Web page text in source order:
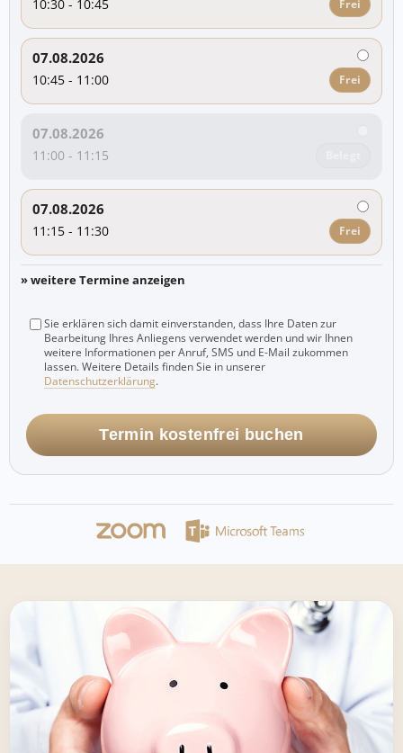
10:30 - 10:45 Frei
07.08.2026
10:45 - 11:00 Frei
07.08.2026
11:00 - 11:15
07.08.2026
11:15 - 11:30 Frei
» weitere Termine anzeigen
Sie erklären sich damit einverstanden, dass Ihre Daten zur
Bearbeitung Ihres Anliegens verwendet werden und wir Ihnen
weitere Informationen per Anruf, SMS und E-Mail zukommen
lassen. Weitere Details finden Sie in unserer
Datenschutzerklärung.
Termin kostenfrei buchen